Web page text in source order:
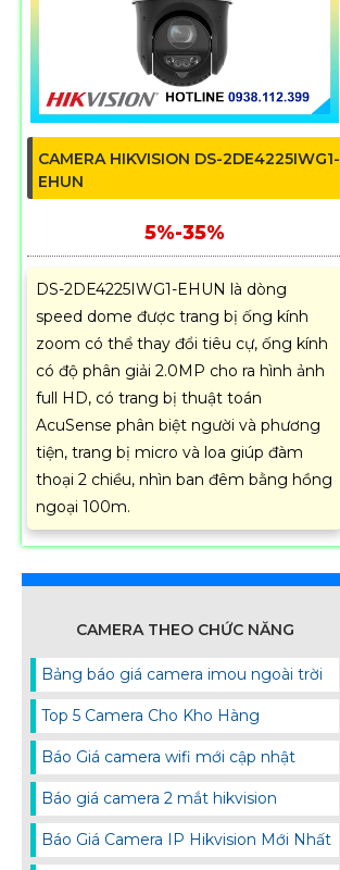
CAMERA HIKVISION DS-2DE4225IWG1-
EHUN
5%-35%
DS-2DE4225IWG1-EHUN là dòng
speed dome được trang bị ống kính
zoom có thể thay đổi tiêu cự, ống kính
có độ phân giải 2.0MP cho ra hình ảnh
full HD, có trang bị thuật toán
AcuSense phân biệt người và phương
tiện, trang bị micro và loa giúp đàm
thoại 2 chiều, nhìn ban đêm bằng hồng
ngoại 100m.
CAMERA THEO CHỨC NĂNG
Bảng báo giá camera imou ngoài trời
Top 5 Camera Cho Kho Hàng
Báo Giá camera wifi mới cập nhật
Báo giá camera 2 mắt hikvision
Báo Giá Camera IP Hikvision Mới Nhất